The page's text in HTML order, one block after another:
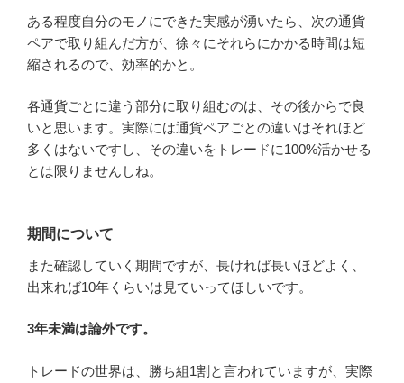
ある程度自分のモノにできた実感が湧いたら、次の通貨
ペアで取り組んだ方が、徐々にそれらにかかる時間は短
縮されるので、効率的かと。
各通貨ごとに違う部分に取り組むのは、その後からで良
いと思います。実際には通貨ペアごとの違いはそれほど
多くはないですし、その違いをトレードに100%活かせる
とは限りませんしね。
期間について
また確認していく期間ですが、長ければ長いほどよく、
出来れば10年くらいは見ていってほしいです。
3年未満は論外です。
トレードの世界は、勝ち組1割と言われていますが、実際